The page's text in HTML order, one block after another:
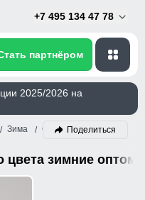
+7 495 134 47 78
партнёром
2025/2026 на
Зима СиреневыйПоделиться
зимние оптом